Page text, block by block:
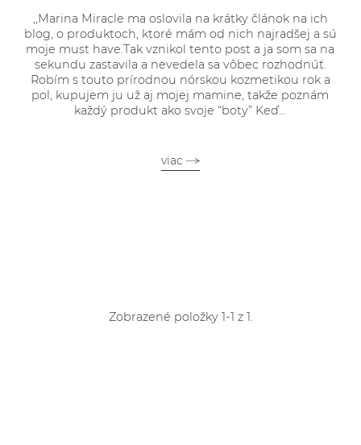
,,Marina Miracle ma oslovila na krátky článok na ich
blog, o produktoch, ktoré mám od nich najradšej a sú
moje must have.Tak vznikol tento post a ja som sa na
sekundu zastavila a nevedela sa vôbec rozhodnúť.
Robím s touto prírodnou nórskou kozmetikou rok a
pol, kupujem ju už aj mojej mamine, takže poznám
každý produkt ako svoje “boty” Keď...
viac
Zobrazené položky 1-1 z 1.